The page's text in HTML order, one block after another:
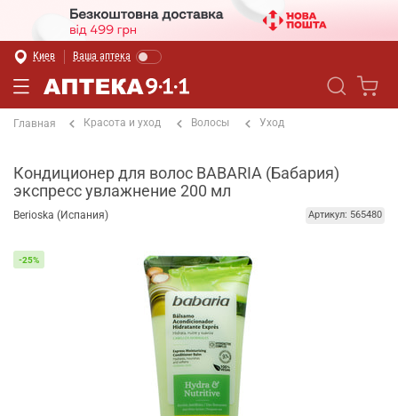
Киев Ваша аптека
Главная Красота и уход Волосы Уход
Кондиционер для волос BABARIA (Бабария)
экспресс увлажнение 200 мл
Berioska (Испания) Артикул: 565480
-25%